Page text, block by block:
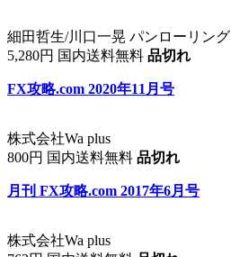
細田哲生/川口一晃 パンローリング
5,280円 国内送料無料 品切れ
FX攻略.com 2020年11月号
株式会社Wa plus
800円 国内送料無料 品切れ
月刊 FX攻略.com 2017年6月号
株式会社Wa plus